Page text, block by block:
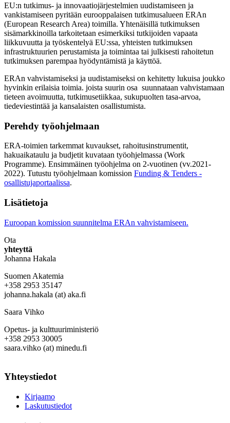
EU:n tutkimus- ja innovaatiojärjestelmien uudistamiseen ja
vankistamiseen pyritään eurooppalaisen tutkimusalueen ERAn
(European Research Area) toimilla. Yhtenäisillä tutkimuksen
sisämarkkinoilla tarkoitetaan esimerkiksi tutkijoiden vapaata
liikkuvuutta ja työskentelyä EU:ssa, yhteisten tutkimuksen
infrastruktuurien perustamista ja toimintaa tai julkisesti rahoitetun
tutkimuksen parempaa hyödyntämistä ja käyttöä.
ERAn vahvistamiseksi ja uudistamiseksi on kehitetty lukuisa joukko
hyvinkin erilaisia toimia. joista suurin osa suunnataan vahvistamaan
tieteen avoimuutta, tutkimusetiikkaa, sukupuolten tasa-arvoa,
tiedeviestintää ja kansalaisten osallistumista.
Perehdy työohjelmaan
ERA-toimien tarkemmat kuvaukset, rahoitusinstrumentit,
hakuaikataulu ja budjetit kuvataan työohjelmassa (Work
Programme). Ensimmäinen työohjelma on 2-vuotinen (vv.2021-
2022). Tutustu työohjelmaan komission Funding & Tenders -
osallistujaportaalissa.
Lisätietoja
Euroopan komission suunnitelma ERAn vahvistamiseen.
Ota
yhteyttä
Johanna Hakala
Suomen Akatemia
+358 2953 35147
johanna.hakala (at) aka.fi
Saara Vihko
Opetus- ja kulttuuriministeriö
+358 2953 30005
saara.vihko (at) minedu.fi
Yhteystiedot
Kirjaamo
Laskutustiedot